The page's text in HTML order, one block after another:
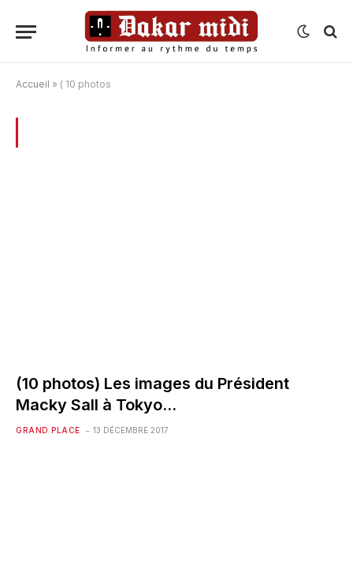
Accueil » ( 10 photos
(10 photos) Les images du Président
Macky Sall à Tokyo…
GRAND PLACE 13 DÉCEMBRE 2017